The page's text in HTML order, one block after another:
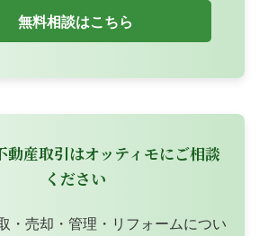
無料相談はこちら
動産取引はオッティモにご相談
ください
・売却・管理・リフォームについ